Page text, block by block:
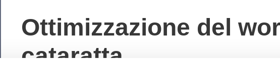
Ottimizzazione del
cataratta